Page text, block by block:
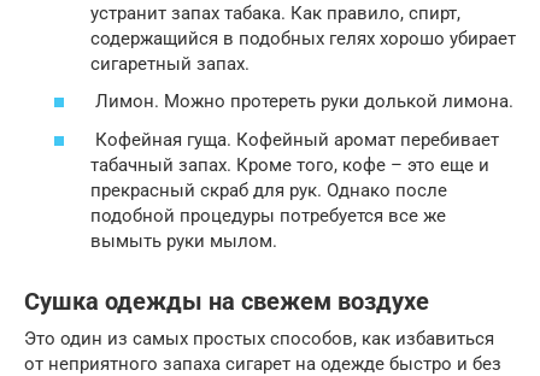
устранит запах табака. Как правило, спирт,
содержащийся в подобных гелях хорошо убирает
сигаретный запах.
Лимон. Можно протереть руки долькой лимона.
Кофейная гуща. Кофейный аромат перебивает
табачный запах. Кроме того, кофе – это еще и
прекрасный скраб для рук. Однако после
подобной процедуры потребуется все же
вымыть руки мылом.
Сушка одежды на свежем воздухе
Это один из самых простых способов, как избавиться
от неприятного запаха сигарет на одежде быстро и без